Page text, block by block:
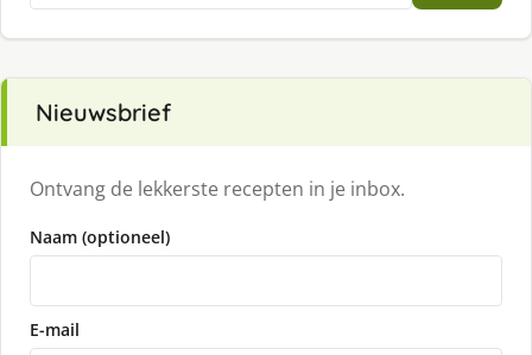
Nieuwsbrief
Ontvang de lekkerste recepten in je inbox.
Naam (optioneel)
E-mail